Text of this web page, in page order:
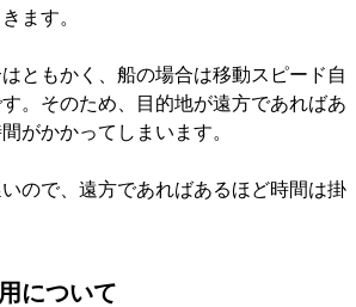
ます。
ともかく、船の場合は移動スピード自
。そのため、目的地が遠方であればあ
がかかってしまいます。
ので、遠方であればあるほど時間は掛
について